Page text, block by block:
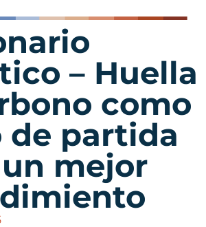
– Huella
como
de partida
mejor